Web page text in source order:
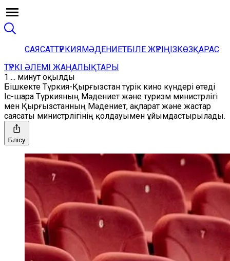
САЯСАТТҮРКИЯМӘДЕНИЕТБІЛЕ ЖҮРІҢІЗКӨЗҚАРАС
ТҮРКІ ӘЛЕМІ ЖАҢАЛЫҚТАРЫ
1 ... минут оқылды
Бішкекте Түркия-Қырғызстан түрік кино күндері өтеді
Іс-шара Түркияның Мәдениет және туризм министрлігі
мен Қырғызстанның Мәдениет, ақпарат және жастар
саясаты министрлігінің қолдауымен ұйымдастырылады.
Бөлісу